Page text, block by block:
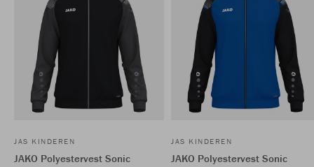
JAS KINDEREN
JAKO Polyestervest Sonic
JAS KINDEREN
JAKO Polyestervest Sonic